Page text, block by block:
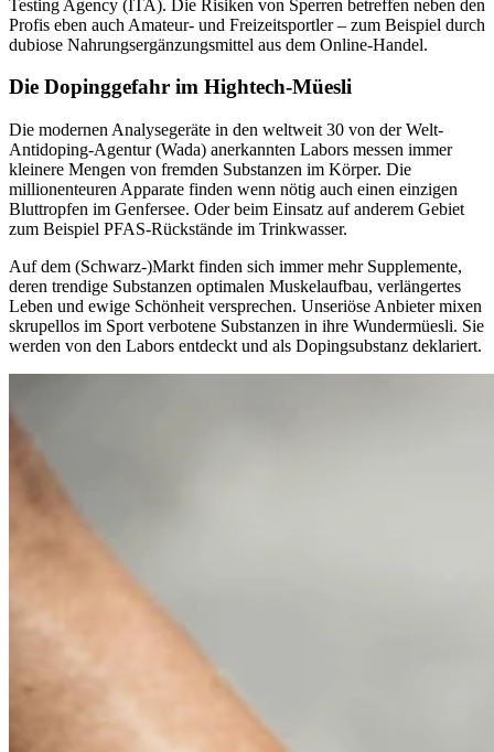
Testing Agency (ITA). Die Risiken von Sperren betreffen neben den
Profis eben auch Amateur- und Freizeitsportler – zum Beispiel durch
dubiose Nahrungsergänzungsmittel aus dem Online-Handel.
Die Dopinggefahr im Hightech-Müesli
Die modernen Analysegeräte in den weltweit 30 von der Welt-
Antidoping-Agentur (Wada) anerkannten Labors messen immer
kleinere Mengen von fremden Substanzen im Körper. Die
millionenteuren Apparate finden wenn nötig auch einen einzigen
Bluttropfen im Genfersee. Oder beim Einsatz auf anderem Gebiet
zum Beispiel PFAS-Rückstände im Trinkwasser.
Auf dem (Schwarz-)Markt finden sich immer mehr Supplemente,
deren trendige Substanzen optimalen Muskelaufbau, verlängertes
Leben und ewige Schönheit versprechen. Unseriöse Anbieter mixen
skrupellos im Sport verbotene Substanzen in ihre Wundermüesli. Sie
werden von den Labors entdeckt und als Dopingsubstanz deklariert.